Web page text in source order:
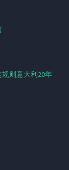
规则意大利20年